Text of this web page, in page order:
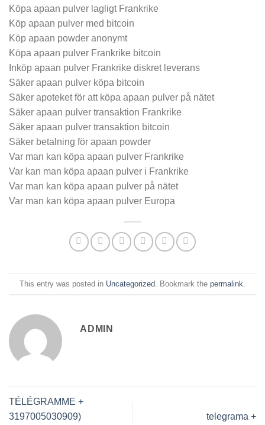
Köpa apaan pulver lagligt Frankrike
Köp apaan pulver med bitcoin
Köp apaan powder anonymt
Köpa apaan pulver Frankrike bitcoin
Inköp apaan pulver Frankrike diskret leverans
Säker apaan pulver köpa bitcoin
Säker apoteket för att köpa apaan pulver på nätet
Säker apaan pulver transaktion Frankrike
Säker apaan pulver transaktion bitcoin
Säker betalning för apaan powder
Var man kan köpa apaan pulver Frankrike
Var kan man köpa apaan pulver i Frankrike
Var man kan köpa apaan pulver på nätet
Var man kan köpa apaan pulver Europa
This entry was posted in Uncategorized . Bookmark the permalink
ADMIN
TÉLÉGRAMME +
3197005030909)
telegrama +